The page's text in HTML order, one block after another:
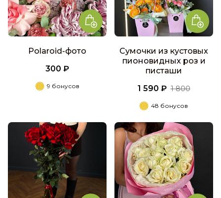
Polaroid-фото
300 ₽
9 бонусов
Сумочки из кустовых
пионовидных роз и
писташи
1 590 ₽ 1 800
48 бонусов